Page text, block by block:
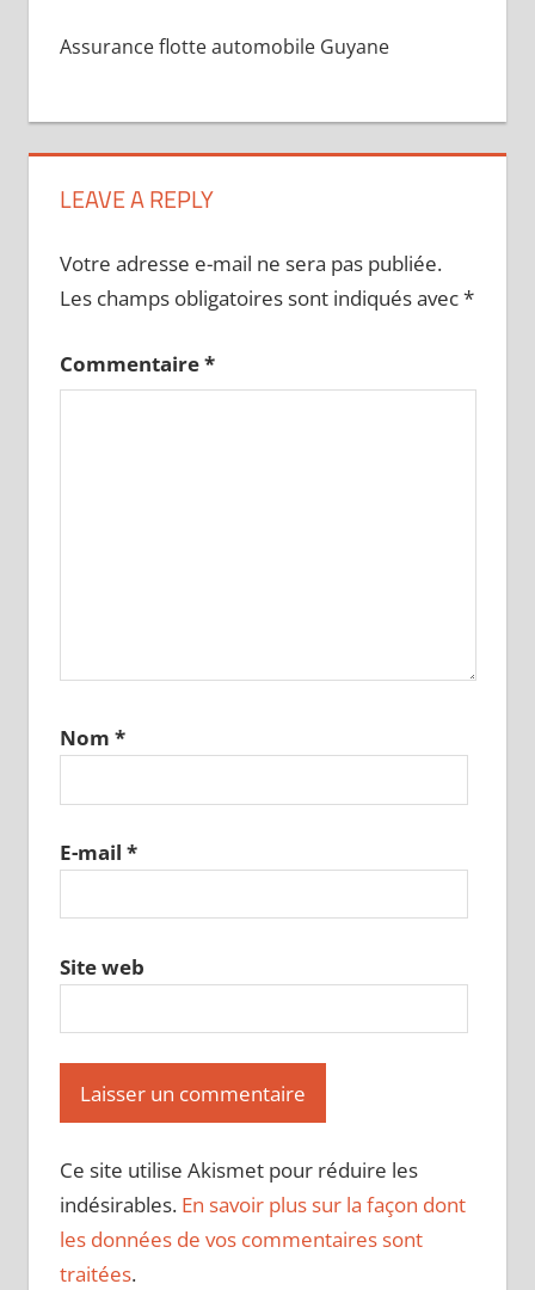
Assurance flotte automobile Guyane
LEAVE A REPLY
Votre adresse e-mail ne sera pas publiée.
Les champs obligatoires sont indiqués avec*
Commentaire*
Nom *
E-mail *
Site web
Ce site utilise Akismet pour réduire les
indésirables. En savoir plus sur la façon dont
les données de vos commentaires sont
traitées.